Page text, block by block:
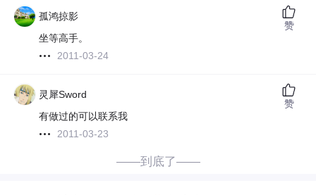
孤鸿掠影
坐等高手。
2011-03-24
赞
灵犀Sword
有做过的可以联系我
2011-03-23
赞
——到底了——